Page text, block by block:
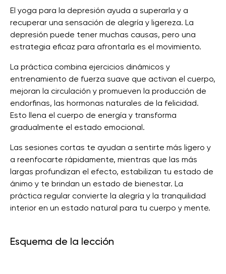
El yoga para la depresión ayuda a superarla y a
recuperar una sensación de alegría y ligereza. La
depresión puede tener muchas causas, pero una
estrategia eficaz para afrontarla es el movimiento.
La práctica combina ejercicios dinámicos y
entrenamiento de fuerza suave que activan el cuerpo,
mejoran la circulación y promueven la producción de
endorfinas, las hormonas naturales de la felicidad.
Esto llena el cuerpo de energía y transforma
gradualmente el estado emocional.
Las sesiones cortas te ayudan a sentirte más ligero y
a reenfocarte rápidamente, mientras que las más
largas profundizan el efecto, estabilizan tu estado de
ánimo y te brindan un estado de bienestar. La
práctica regular convierte la alegría y la tranquilidad
interior en un estado natural para tu cuerpo y mente.
Esquema de la lección